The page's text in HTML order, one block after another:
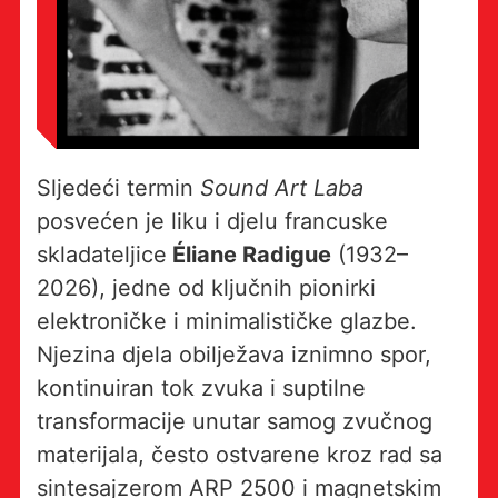
Sljedeći termin Sound Art Laba
posvećen je liku i djelu francuske
skladateljice Éliane Radigue (1932–
2026), jedne od ključnih pionirki
elektroničke i minimalističke glazbe.
Njezina djela obilježava iznimno spor,
kontinuiran tok zvuka i suptilne
transformacije unutar samog zvučnog
materijala, često ostvarene kroz rad sa
sintesajzerom ARP 2500 i magnetskim